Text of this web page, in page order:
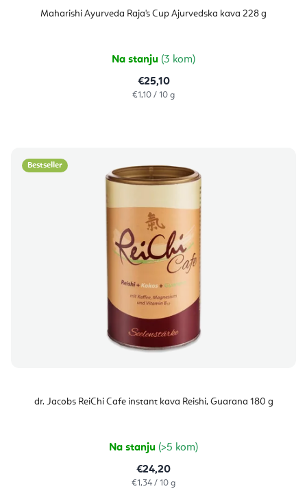
Maharishi Ayurveda Raja's Cup Ajurvedska kava 228 g
Na stanju (3 kom)
€25,10
Izračunaj
€1,10 / 10 g
Bestseller
dr. Jacobs ReiChi Cafe instant kava Reishi, Guarana 180 g
Na stanju (>5 kom)
€24,20
Izračunaj
€1,34 / 10 g